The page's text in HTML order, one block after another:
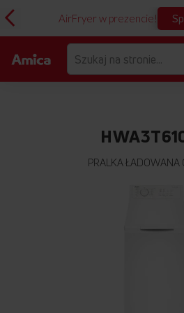
AirFryer w prezencie!
PRALKA ŁADOWANA